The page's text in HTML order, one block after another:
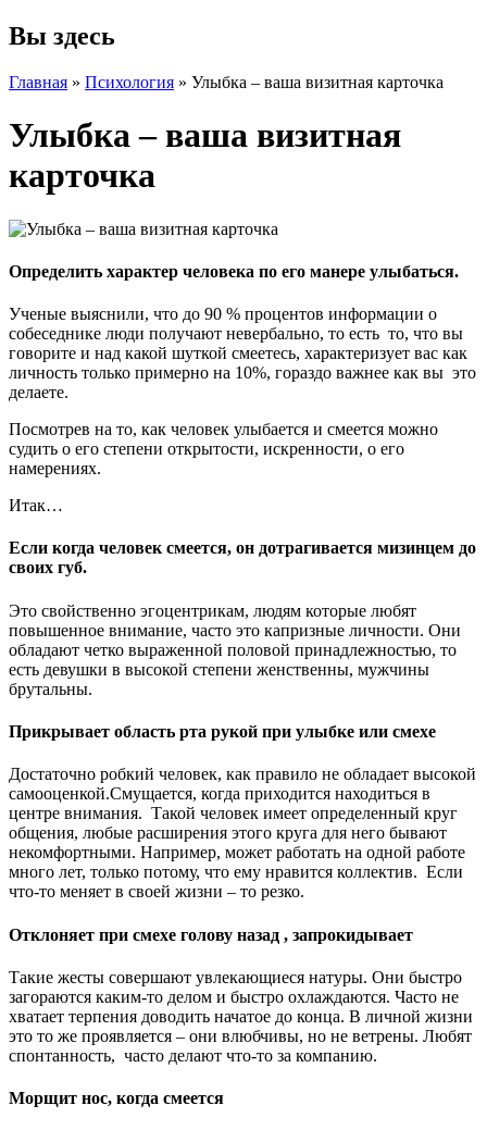
Вы здесь
Главная » Психология » Улыбка – ваша визитная карточка
Улыбка – ваша визитная
карточка
Определить характер человека по его манере улыбаться.
Ученые выяснили, что до 90 % процентов информации о
собеседнике люди получают невербально, то есть то, что вы
говорите и над какой шуткой смеетесь, характеризует вас как
личность только примерно на 10%, гораздо важнее как вы это
делаете.
Посмотрев на то, как человек улыбается и смеется можно
судить о его степени открытости, искренности, о его
намерениях.
Итак…
Если когда человек смеется, он дотрагивается мизинцем до
своих губ.
Это свойственно эгоцентрикам, людям которые любят
повышенное внимание, часто это капризные личности. Они
обладают четко выраженной половой принадлежностью, то
есть девушки в высокой степени женственны, мужчины
брутальны.
Прикрывает область рта рукой при улыбке или смехе
Достаточно робкий человек, как правило не обладает высокой
самооценкой.Смущается, когда приходится находиться в
центре внимания. Такой человек имеет определенный круг
общения, любые расширения этого круга для него бывают
некомфортными. Например, может работать на одной работе
много лет, только потому, что ему нравится коллектив. Если
что-то меняет в своей жизни – то резко.
Отклоняет при смехе голову назад , запрокидывает
Такие жесты совершают увлекающиеся натуры. Они быстро
загораются каким-то делом и быстро охлаждаются. Часто не
хватает терпения доводить начатое до конца. В личной жизни
это то же проявляется – они влюбчивы, но не ветрены. Любят
спонтанность, часто делают что-то за компанию.
Морщит нос, когда смеется